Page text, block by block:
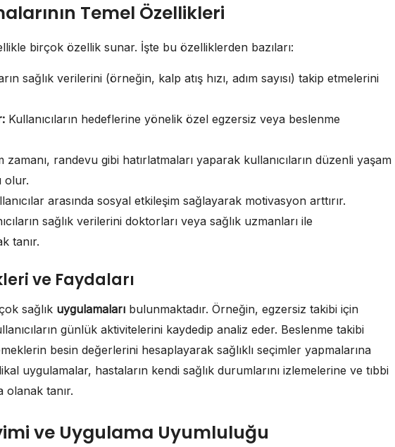
Temel Özellikleri
birçok özellik sunar. İşte bu özelliklerden bazıları:
sağlık verilerini (örneğin, kalp atış hızı, adım sayısı) takip etmelerini
Kullanıcıların hedeflerine yönelik özel egzersiz veya beslenme
zamanı, randevu gibi hatırlatmaları yaparak kullanıcıların düzenli yaşam
olur.
arasında sosyal etkileşim sağlayarak motivasyon arttırır.
sağlık verilerini doktorları veya sağlık uzmanları ile
tanır.
ve Faydaları
sağlık uygulamaları bulunmaktadır. Örneğin, egzersiz takibi için
günlük aktivitelerini kaydedip analiz eder. Beslenme takibi
besin değerlerini hesaplayarak sağlıklı seçimler yapmalarına
uygulamalar, hastaların kendi sağlık durumlarını izlemelerine ve tıbbi
olanak tanır.
ve Uygulama Uyumluluğu